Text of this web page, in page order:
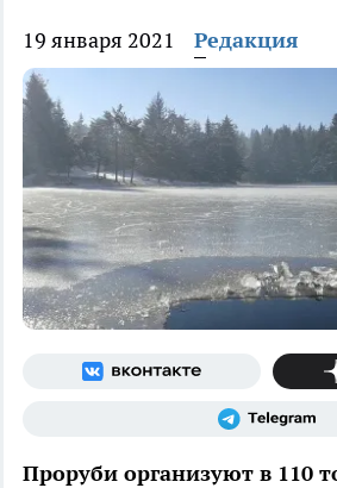
19 января 2021 Редакция
Проруби организуют в 110